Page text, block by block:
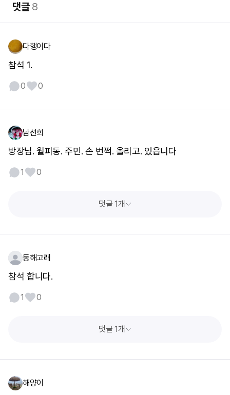
댓글8
다행이다
참석 1.
0 0
남선희
방장님. 월피동. 주민. 손 번쩍. 올리고. 있읍니다
1 0
댓글 1개
동해고래
참석 합니다.
1 0
댓글 1개
해양이